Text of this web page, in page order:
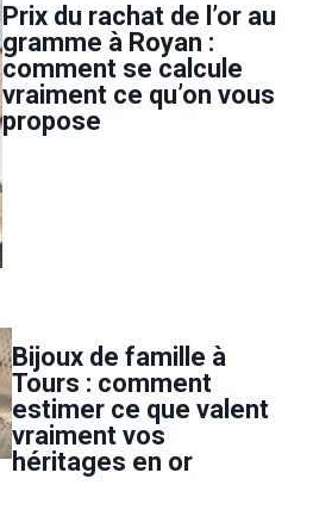
Prix du rachat de l’or au
gramme à Royan :
comment se calcule
vraiment ce qu’on vous
propose
Bijoux de famille à
Tours : comment
estimer ce que valent
vraiment vos
héritages en or